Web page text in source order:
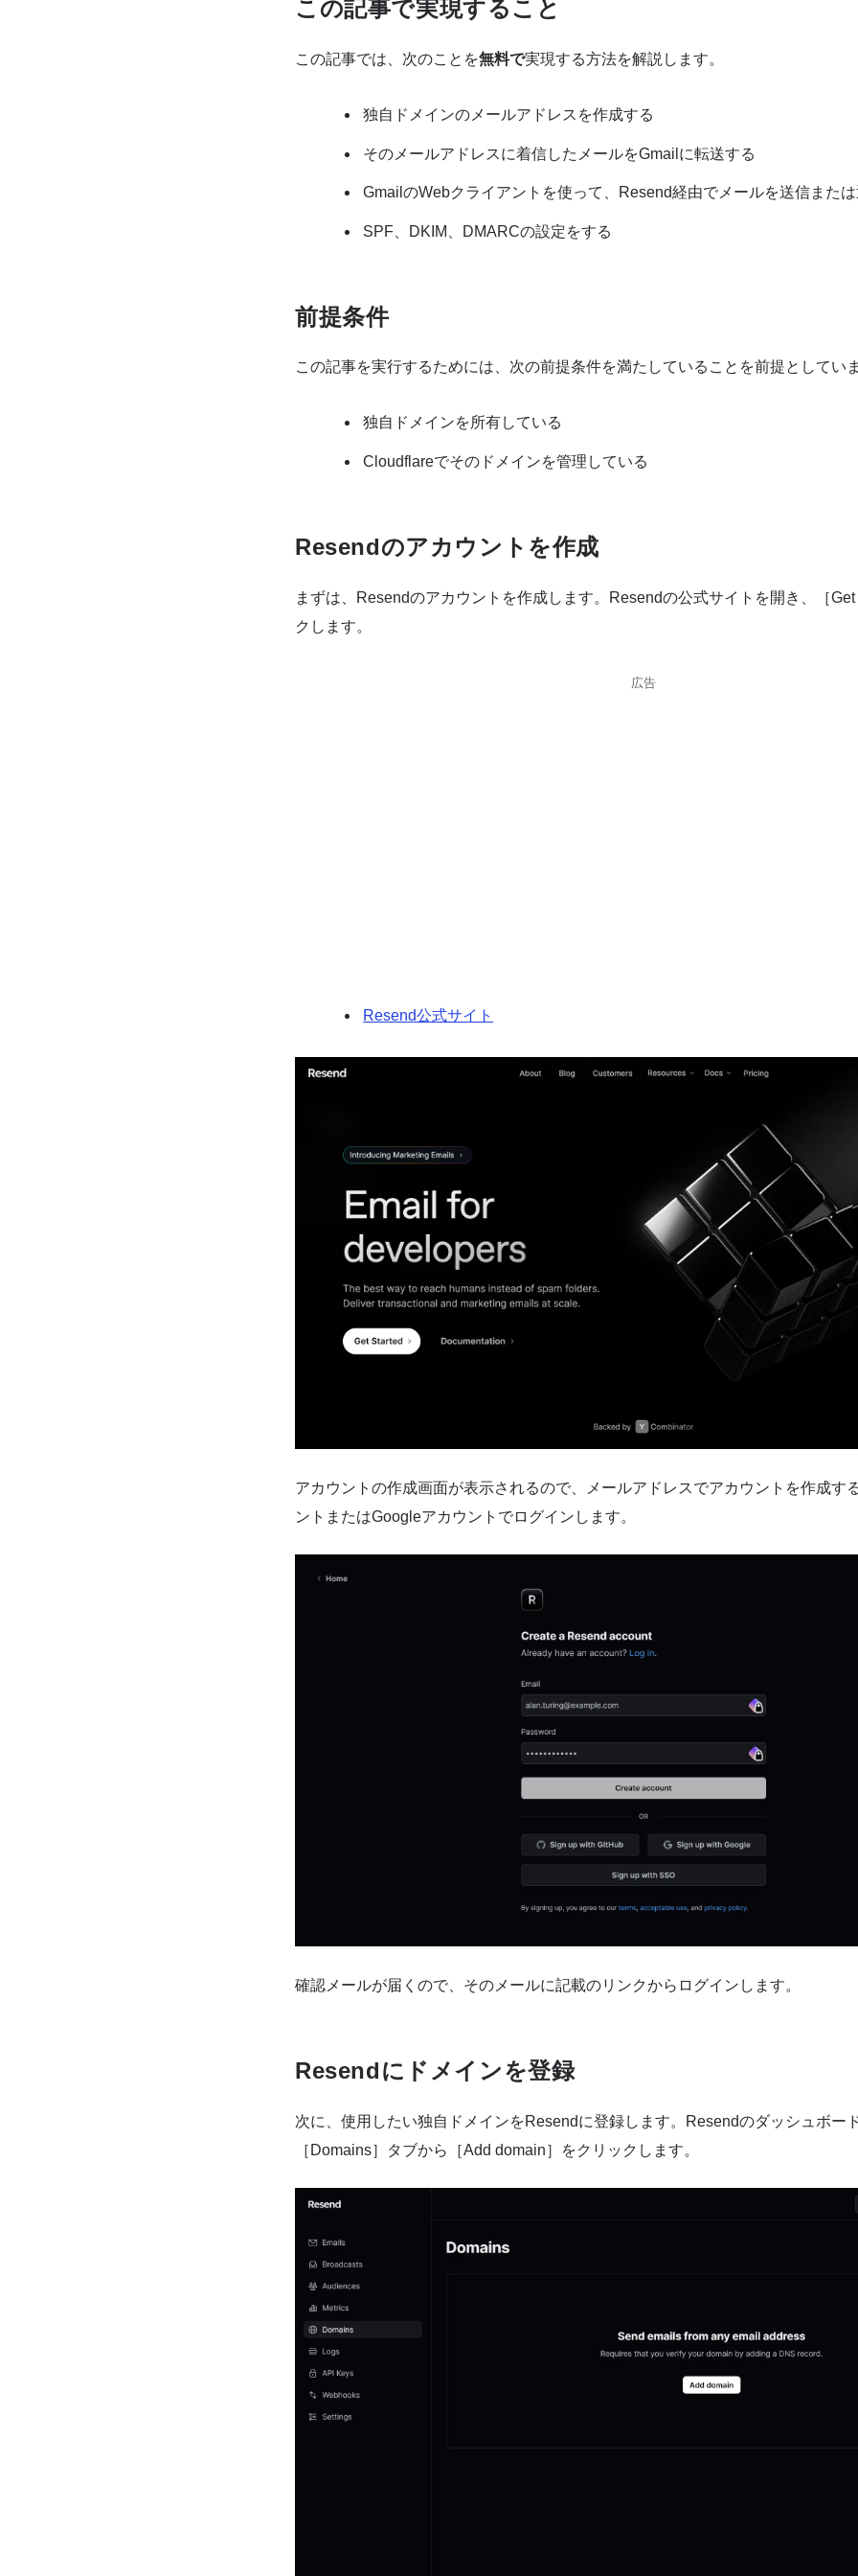
この記事で実現すること
この記事では、次のことを無料で実現する方法を解説します。
独自ドメインのメールアドレスを作成する
そのメールアドレスに着信したメールをGmailに転送する
GmailのWebクライアントを使って、Resend経由でメールを送信また
SPF、DKIM、DMARCの設定をする
前提条件
この記事を実行するためには、次の前提条件を満たしていることを前提としていま
独自ドメインを所有している
Cloudflareでそのドメインを管理している
Resendのアカウントを作成
まずは、Resendのアカウントを作成します。Resendの公式サイトを開き、［
クします。
広告
Resend公式サイト
アカウントの作成画面が表示されるので、メールアドレスでアカウントを作成す
ントまたはGoogleアカウントでログインします。
確認メールが届くので、そのメールに記載のリンクからログインします。
Resendにドメインを登録
次に、使用したい独自ドメインをResendに登録します。Resendのダッシュボー
［Domains］タブから［Add domain］をクリックします。